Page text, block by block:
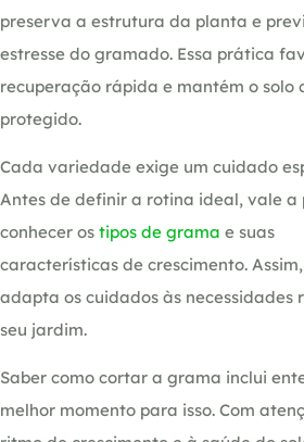
preserva a estrutura da planta e
estresse do gramado. Essa prática
recuperação rápida e mantém o solo
protegido.
Cada variedade exige um cuidado
Antes de definir a rotina ideal, vale a
conhecer os tipos de grama e suas
características de crescimento.
adapta os cuidados às necessidades
seu jardim.
Saber como cortar a grama inclui
melhor momento para isso. Com